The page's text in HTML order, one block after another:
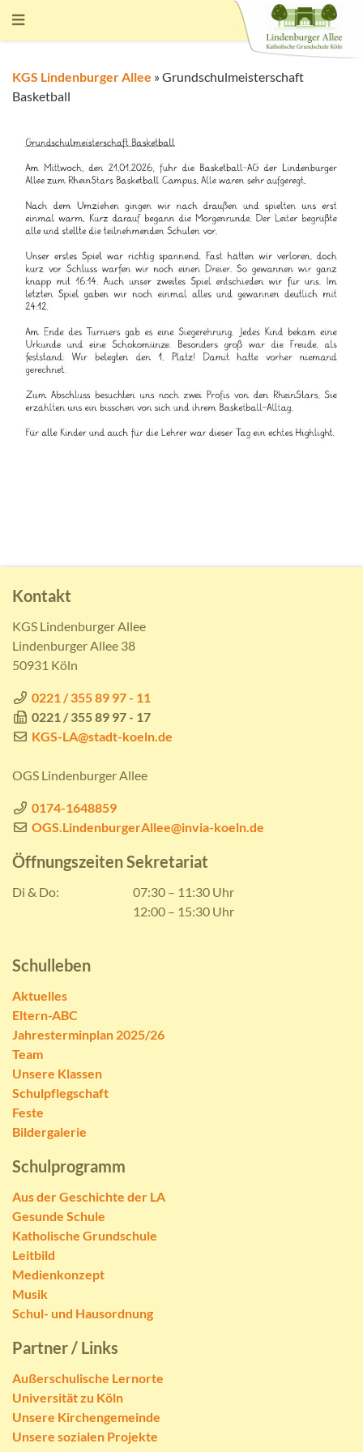
KGS Lindenburger Allee »Grundschulmeisterschaft
Basketball
Kontakt
KGS Lindenburger Allee
Lindenburger Allee 38
50931 Köln
0221 / 355 89 97 - 11
0221 / 355 89 97 - 17
KGS-LA@stadt-koeln.de
OGS Lindenburger Allee
0174-1648859
OGS.LindenburgerAllee@invia-koeln.de
Öffnungszeiten Sekretariat
Di & Do:
07:30 – 11:30 Uhr
12:00 – 15:30 Uhr
Schulleben
Aktuelles
Eltern-ABC
Jahresterminplan 2025/26
Team
Unsere Klassen
Schulpflegschaft
Feste
Bildergalerie
Schulprogramm
Aus der Geschichte der LA
Gesunde Schule
Katholische Grundschule
Leitbild
Medienkonzept
Musik
Schul- und Hausordnung
Partner / Links
Außerschulische Lernorte
Universität zu Köln
Unsere Kirchengemeinde
Unsere sozialen Projekte